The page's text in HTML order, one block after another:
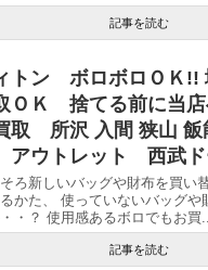
記事を読む
トン ボロボロＯＫ!!
ＯＫ 捨てる前に当
取 所沢 入間 狭山 飯
ウトレット 西武ド
ろ新しいバッグや財布を買い
かた、 使っていないバッグや
・？ 使用感あるボロでもお買...
記事を読む